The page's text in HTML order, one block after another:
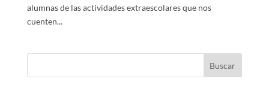
alumnas de las actividades extraescolares que nos
cuenten...